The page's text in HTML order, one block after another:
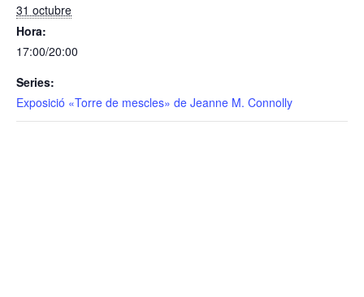
31 octubre
Hora:
17:00/20:00
Series:
Exposició «Torre de mescles» de Jeanne M. Connolly